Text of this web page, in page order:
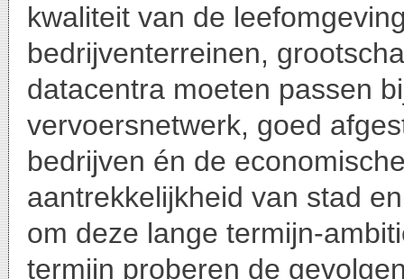
kwaliteit van de
bedrijventerreinen,
datacentra moeten passen
vervoersnetwerk, goed
bedrijven én de
aantrekkelijkheid van stad
om deze lange termijn-
termijn proberen de